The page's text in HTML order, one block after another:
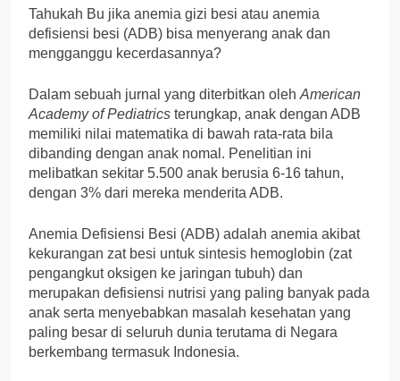
Tahukah Bu jika anemia gizi besi atau anemia
defisiensi besi (ADB) bisa menyerang anak dan
mengganggu kecerdasannya?
Dalam sebuah jurnal yang diterbitkan oleh American
Academy of Pediatrics terungkap, anak dengan ADB
memiliki nilai matematika di bawah rata-rata bila
dibanding dengan anak nomal. Penelitian ini
melibatkan sekitar 5.500 anak berusia 6-16 tahun,
dengan 3% dari mereka menderita ADB.
Anemia Defisiensi Besi (ADB) adalah anemia akibat
kekurangan zat besi untuk sintesis hemoglobin (zat
pengangkut oksigen ke jaringan tubuh) dan
merupakan defisiensi nutrisi yang paling banyak pada
anak serta menyebabkan masalah kesehatan yang
paling besar di seluruh dunia terutama di Negara
berkembang termasuk Indonesia.